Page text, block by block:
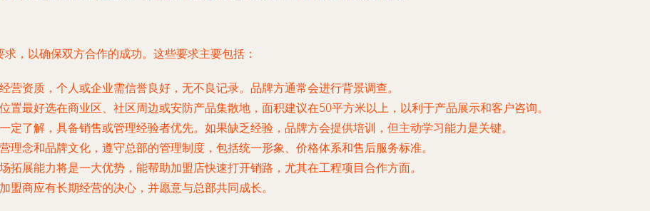
，以确保双方合作的成功。这些要求主要包括：
营资质，个人或企业需信誉良好，无不良记录。品牌方通常会进行背景调查。
置最好选在商业区、社区周边或安防产品集散地，面积建议在50平方米以上，以利于产品展示和客户咨询。
定了解，具备销售或管理经验者优先。如果缺乏经验，品牌方会提供培训，但主动学习能力是关键。
理念和品牌文化，遵守总部的管理制度，包括统一形象、价格体系和售后服务标准。
拓展能力将是一大优势，能帮助加盟店快速打开销路，尤其在工程项目合作方面。
盟商应有长期经营的决心，并愿意与总部共同成长。